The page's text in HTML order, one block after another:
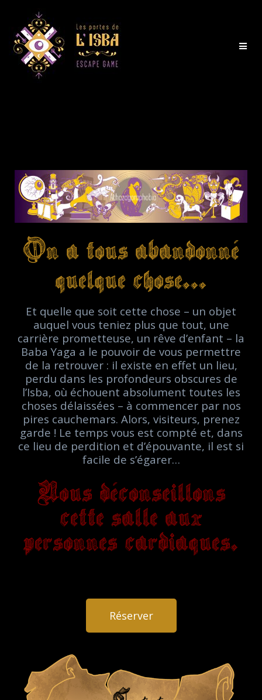
On a tous abandonné
quelque chose...
Et quelle que soit cette chose – un objet
auquel vous teniez plus que tout, une
carrière prometteuse, un rêve d’enfant – la
Baba Yaga a le pouvoir de vous permettre
de la retrouver : il existe en effet un lieu,
perdu dans les profondeurs obscures de
l’Isba, où échouent absolument toutes les
choses délaissées – à commencer par nos
pires cauchemars. Alors, visiteurs, prenez
garde ! Le temps vous est compté et, dans
ce lieu de perdition et d’épouvante, il est si
facile de s’égarer…
Nous déconseillons
cette salle aux
personnes cardiaques.
Réserver